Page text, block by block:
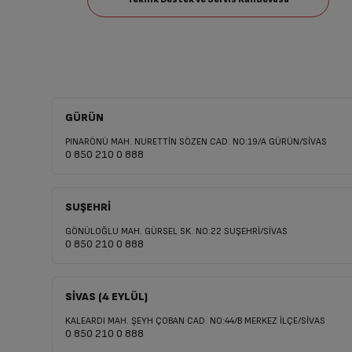
GÜRÜN
PINARÖNÜ MAH. NURETTİN SÖZEN CAD. NO:19/A GÜRÜN/SİVAS
0 850 210 0 888
SUŞEHRİ
GÖNÜLOĞLU MAH. GÜRSEL SK. NO:22 SUŞEHRİ/SİVAS
0 850 210 0 888
SİVAS (4 EYLÜL)
KALEARDI MAH. ŞEYH ÇOBAN CAD. NO:44/B MERKEZ İLÇE/SİVAS
0 850 210 0 888